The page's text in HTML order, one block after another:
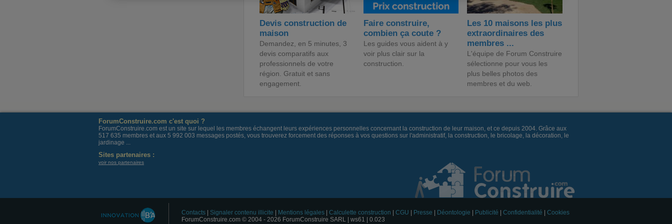
Devis construction de
maison
Demandez, en 5 minutes, 3
devis comparatifs aux
professionnels de votre
région. Gratuit et sans
engagement.
Faire construire,
combien ça coute ?
Les guides vous aident à y
voir plus clair sur la
construction.
Les 10 maisons les plus
extraordinaires des
membres ...
L'équipe de Forum Construire
sélectionne pour vous les
plus belles photos des
membres et du web.
ForumConstruire.com c'est quoi ?
ForumConstruire.com est un site sur lequel les membres échangent leurs expériences personnelles concernant la construction de leur maison, et ce depuis 2004. Grâce aux
517 635 membres et aux 5 992 003 messages postés, vous trouverez forcement des réponses à vos questions sur l'administratif, la construction, le bricolage, la décoration, le
jardinage ...
Sites partenaires :
voir nos partenaires
Contacts Signaler contenu illicite Mentions légales Calculette construction CGU Presse Déontologie Publicité Confidentialité
Cookies
ForumConstruire.com © 2004 - 2026 ForumConstruire SARL | ws61 | 0.023